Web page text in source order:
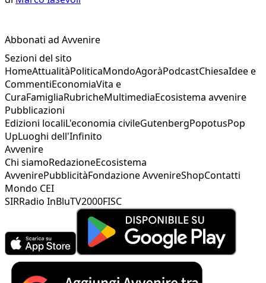
Abbonati ad Avvenire
Sezioni del sito
HomeAttualitàPoliticaMondoAgoràPodcastChiesaIdee e
CommentiEconomiaVita e
CuraFamigliaRubricheMultimediaEcosistema avvenire
Pubblicazioni
Edizioni localiL'economia civileGutenbergPopotusPop
UpLuoghi dell'Infinito
Avvenire
Chi siamoRedazioneEcosistema
AvvenirePubblicitàFondazione AvvenireShopContatti
Mondo CEI
SIRRadio InBluTV2000FISC